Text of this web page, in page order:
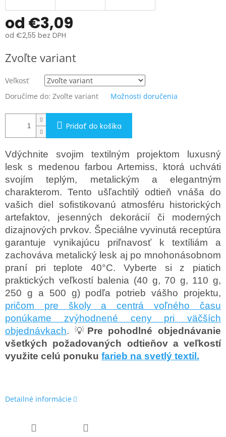
od €3,09
od €2,55 bez DPH
cena:
Zvoľte variant
Veľkosť
Doručíme do: Zvoľte variant Možnosti doručenia
Pridať do košíka
Vdýchnite svojim textilným projektom luxusný
lesk s medenou farbou Artemiss, ktorá uchváti
svojím teplým, metalickým a elegantným
charakterom. Tento ušľachtilý odtieň vnáša do
vašich diel sofistikovanú atmosféru historických
artefaktov, jesenných dekorácií či moderných
dizajnových prvkov. Špeciálne vyvinutá receptúra
garantuje vynikajúcu priľnavosť k textíliám a
zachováva metalický lesk aj po mnohonásobnom
praní pri teplote 40°C. Vyberte si z piatich
praktických veľkostí balenia (40 g, 70 g, 110 g,
250 g a 500 g) podľa potrieb vášho projektu,
pričom pre školy a centrá voľného času
ponúkame zvýhodnené ceny pri väčších
objednávkach. 💡 Pre pohodlné objednávanie
všetkých požadovaných odtieňov a veľkostí
využite celú ponuku farieb na svetlý textil.
Detailné informácie